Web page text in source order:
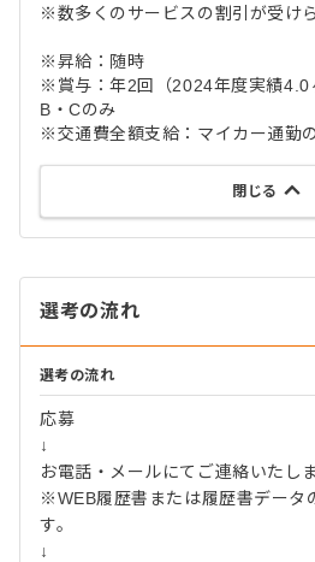
※数多くのサービスの割引が受けら
※昇給：随時
※賞与：年2回（2024年度実績4.0
B・Cのみ
※交通費全額支給：マイカー通勤
閉じる
選考の流れ
選考の流れ
応募
↓
お電話・メールにてご連絡いたしま
※WEB履歴書または履歴書データ
す。
↓